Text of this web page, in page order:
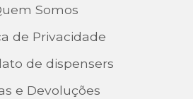
Somos
de Privacidade
de dispensers
e Devoluções